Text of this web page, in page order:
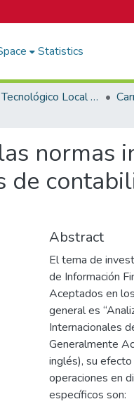
Statistics
Campus Tecnológico Local San José
normas
de
Abstract
El tema de
de Información
Aceptados en
general es
Internacionales
Generalmente
inglés), su
operaciones en
específicos son: